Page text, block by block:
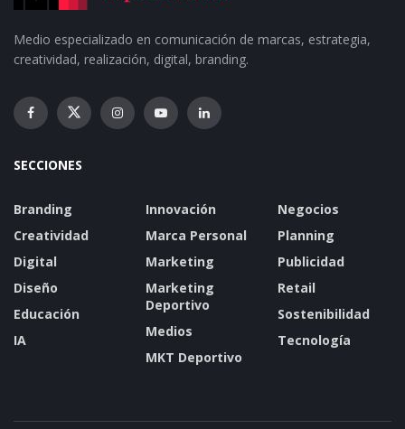
Medio especializado en comunicación de marcas, estrategia,
creatividad, realización, digital, branding.
SECCIONES
Branding
Creatividad
Digital
Diseño
Educación
IA
Innovación
Marca Personal
Marketing
Marketing
Deportivo
Medios
MKT Deportivo
Negocios
Planning
Publicidad
Retail
Sostenibilidad
Tecnología